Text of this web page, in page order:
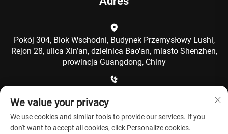
Pokój 304, Blok Wschodni, Budynek Przemysłowy Lushi,
Rejon 28, ulica Xin’an, dzielnica Bao'an, miasto Shenzhen,
prowincja Guangdong, Chiny
[email protected]
We value your privacy
We use cookies and similar tools to provide our services. If you
don't want to accept all cookies, click Personalize cookies.